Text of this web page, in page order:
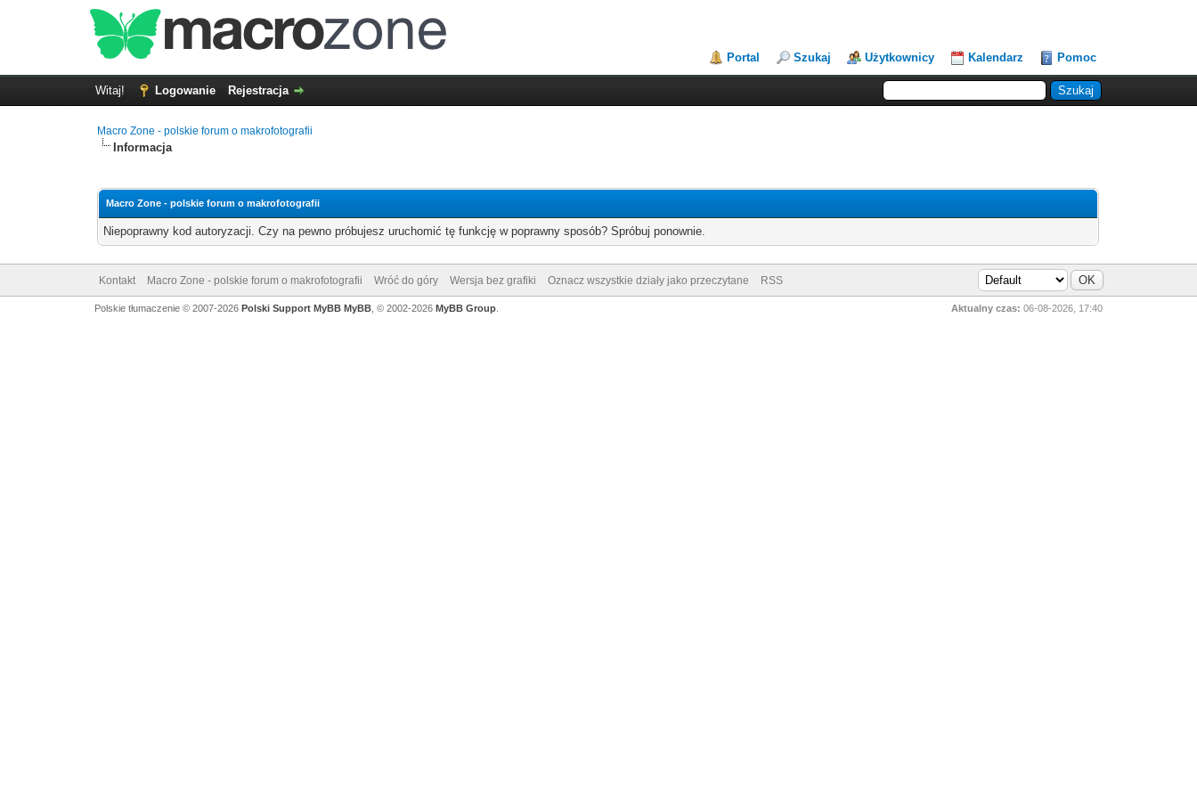
Portal Szukaj Użytkownicy Kalendarz Pomoc
Witaj! Logowanie Rejestracja
Macro Zone - polskie forum o makrofotografii
Informacja
Macro Zone - polskie forum o makrofotografii
Niepoprawny kod autoryzacji. Czy na pewno próbujesz uruchomić tę funkcję w poprawny sposób? Spróbuj ponownie.
Kontakt Macro Zone - polskie forum o makrofotografii Wróć do góry Wersja bez grafiki Oznacz wszystkie działy jako przeczytane RSS
Aktualny czas: 06-08-2026, 17:40
Polskie tłumaczenie © 2007-2026 Polski Support MyBB MyBB, © 2002-2026 MyBB Group.